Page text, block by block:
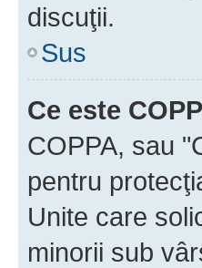
discuţii.
Sus
Ce este
COPPA, sau
pentru
Unite care
minorii sub